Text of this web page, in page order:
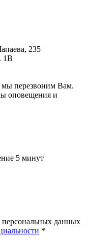
235
1В
мы перезвоним Вам.
оповещения и
5 минут
персональных данных
*